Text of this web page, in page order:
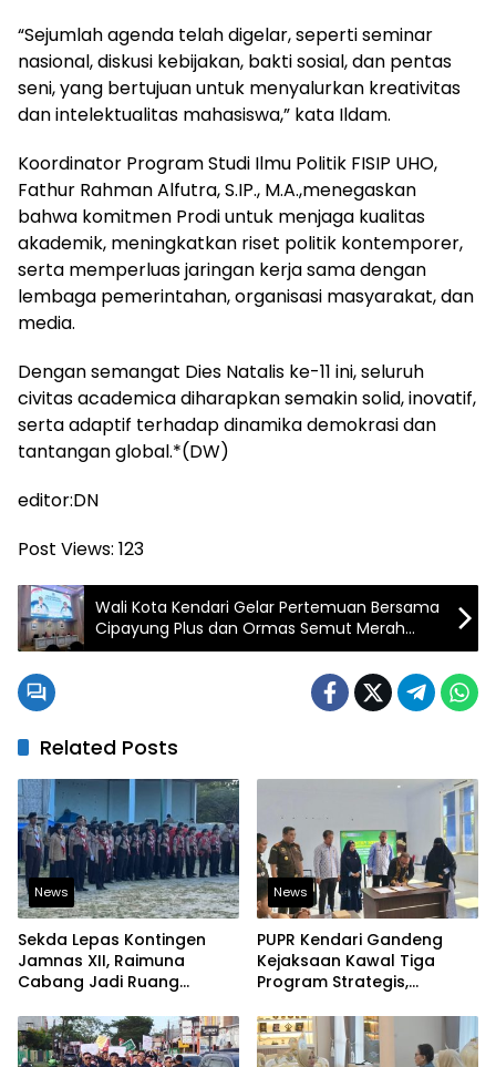
“Sejumlah agenda telah digelar, seperti seminar
nasional, diskusi kebijakan, bakti sosial, dan pentas
seni, yang bertujuan untuk menyalurkan kreativitas
dan intelektualitas mahasiswa,” kata Ildam.
Koordinator Program Studi Ilmu Politik FISIP UHO,
Fathur Rahman Alfutra, S.IP., M.A.,menegaskan
bahwa komitmen Prodi untuk menjaga kualitas
akademik, meningkatkan riset politik kontemporer,
serta memperluas jaringan kerja sama dengan
lembaga pemerintahan, organisasi masyarakat, dan
media.
Dengan semangat Dies Natalis ke-11 ini, seluruh
civitas academica diharapkan semakin solid, inovatif,
serta adaptif terhadap dinamika demokrasi dan
tantangan global.*(DW)
editor:DN
Post Views: 123
Wali Kota Kendari Gelar Pertemuan Bersama
Cipayung Plus dan Ormas Semut Merah
Bahas Peran Pemuda dalam Pembangunan
Related Posts
News
Sekda Lepas Kontingen
Jamnas XII, Raimuna
Cabang Jadi Ruang
dan Berjiwa Pemimpin
News
PUPR Kendari Gandeng
Kejaksaan Kawal Tiga
Program Strategis,
Bangun Infrastruktur
Berintegritas